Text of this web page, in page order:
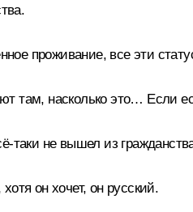
проживание, все эти
там, насколько это… Если
не вышел из
он хочет, он русский.